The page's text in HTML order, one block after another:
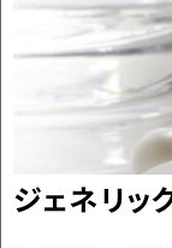
ジェネリッ